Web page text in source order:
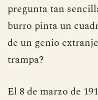
pregunta tan
burro pinta un
de un genio
trampa?
El 8 de marzo de